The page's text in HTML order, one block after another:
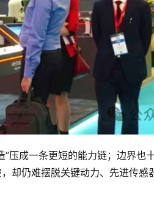
压成一条更短的能力链；边界也
却仍难摆脱关键动力、先进传感